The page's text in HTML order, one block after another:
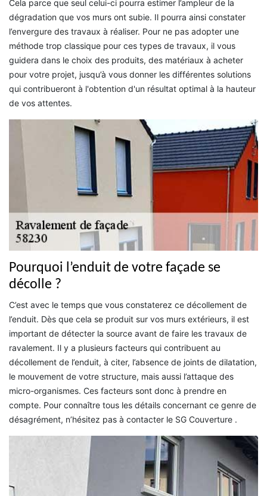
Cela parce que seul celui-ci pourra estimer l’ampleur de la
dégradation que vos murs ont subie. Il pourra ainsi constater
l’envergure des travaux à réaliser. Pour ne pas adopter une
méthode trop classique pour ces types de travaux, il vous
guidera dans le choix des produits, des matériaux à acheter
pour votre projet, jusqu’à vous donner les différentes solutions
qui contribueront à l'obtention d'un résultat optimal à la hauteur
de vos attentes.
Pourquoi l’enduit de votre façade se
décolle ?
C’est avec le temps que vous constaterez ce décollement de
l’enduit. Dès que cela se produit sur vos murs extérieurs, il est
important de détecter la source avant de faire les travaux de
ravalement. Il y a plusieurs facteurs qui contribuent au
décollement de l’enduit, à citer, l’absence de joints de dilatation,
le mouvement de votre structure, mais aussi l’attaque des
micro-organismes. Ces facteurs sont donc à prendre en
compte. Pour connaître tous les détails concernant ce genre de
désagrément, n’hésitez pas à contacter le SG Couverture .